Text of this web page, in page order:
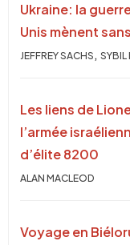
Ukraine: la
Unis mènent
JEFFREY SACHS , SYBIL
Les liens de
l’armée
d’élite 8200
ALAN MACLEOD
Voyage en